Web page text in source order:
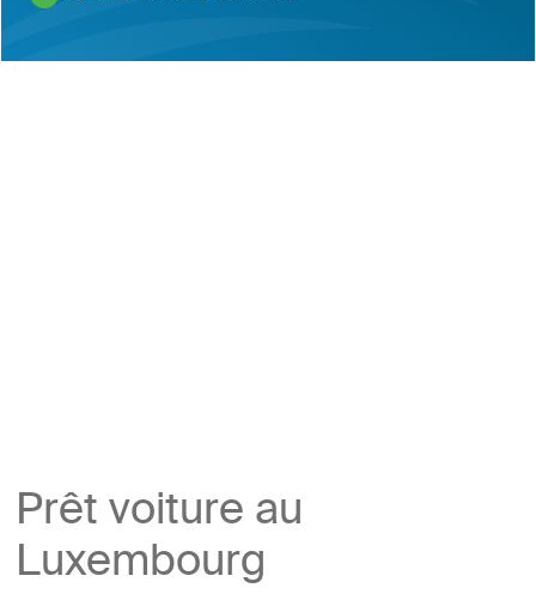
Prêt voiture au
Luxembourg